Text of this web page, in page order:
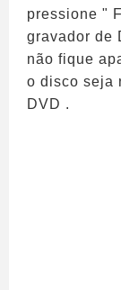
pressione "
gravador de
não fique
o disco seja
DVD .